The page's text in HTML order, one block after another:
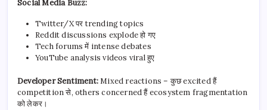
Social Media Buzz:
Twitter/X पर trending topics
Reddit discussions explode हो गए
Tech forums में intense debates
YouTube analysis videos viral हुए
Developer Sentiment:Mixed reactions – कुछ excited हैं
competition से, others concerned हैं ecosystem fragmentation
को लेकर।